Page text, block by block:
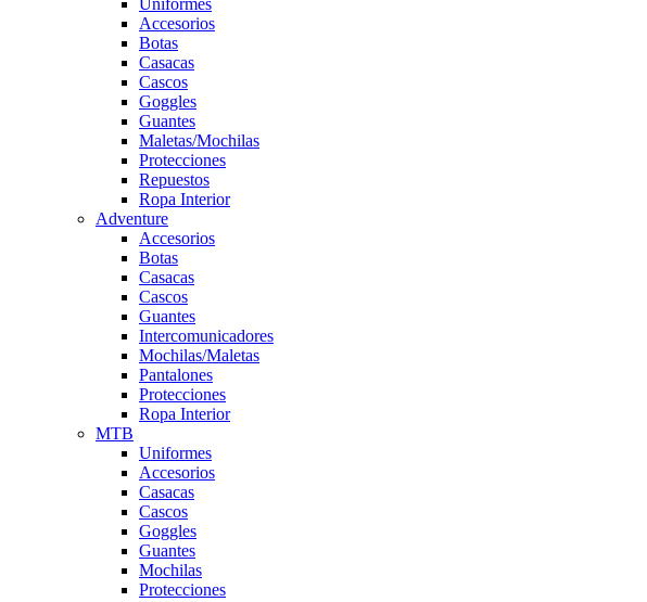
Uniformes
Accesorios
Botas
Casacas
Cascos
Goggles
Guantes
Maletas/Mochilas
Protecciones
Repuestos
Ropa Interior
Adventure
Accesorios
Botas
Casacas
Cascos
Guantes
Intercomunicadores
Mochilas/Maletas
Pantalones
Protecciones
Ropa Interior
MTB
Uniformes
Accesorios
Casacas
Cascos
Goggles
Guantes
Mochilas
Protecciones